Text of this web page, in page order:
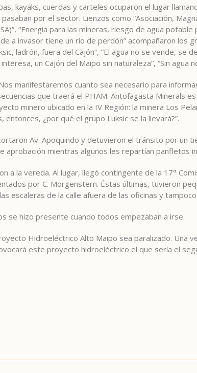
kayaks, cuerdas y carteles ocuparon el lugar
pasaban por el sector. Lienzos como “Asociación,
“Energía para las mineras, riesgo de agua potable
a invasor tiene un río de perdón” acompañaron los
ladrón, fuera del Cajón”, “El agua no se vende, se
un Cajón del Maipo sin naturaleza”, “Sin agua
manifestaremos cuanto sea necesario para
que traerá el PHAM. Antofagasta Minerals
minero ubicado en la IV Región: la minera Los
¿por qué el grupo Luksic se la llevará?”.
Av. Apoquindo y detuvieron el tránsito por un
aprobación mientras algunos les repartían panfletos
a la vereda. Al lugar, llegó contingente de la 17°
por C. Morgenstern. Éstas últimas, tuvieron
escaleras de la calle afuera de las oficinas y
se hizo presente cuando todos empezaban a irse.
Hidroeléctrico Alto Maipo sea paralizado. Una
este proyecto hidroeléctrico el que sería el